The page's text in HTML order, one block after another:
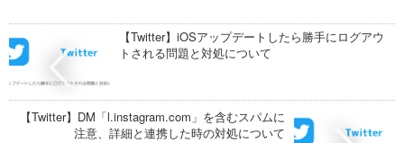
【Twitter】iOSアップデートしたら勝手にログアウ
トされる問題と対処について
【Twitter】DM「l.instagram.com」を含むスパムに
注意、詳細と連携した時の対処について